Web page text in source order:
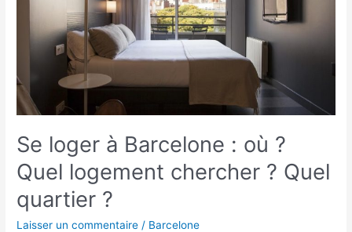
Se loger à Barcelone : où ?
Quel logement chercher ? Quel
quartier ?
Laisser un commentaire / Barcelone
chercher ?